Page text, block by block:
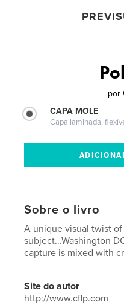
por
CAPA MOLE
Capa laminada,
Sobre o livro
A unique visual twist
subject...Washington
capture is mixed with
Site do autor
http://www.cflp.com